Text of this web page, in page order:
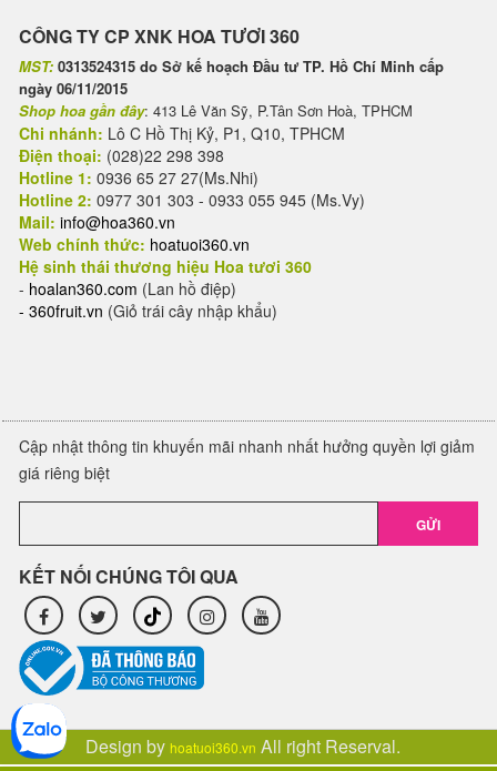
CÔNG TY CP XNK HOA TƯƠI 360
MST: 0313524315 do Sở kế hoạch Đầu tư TP. Hồ Chí Minh cấp
ngày 06/11/2015
Shop hoa gần đây: 413 Lê Văn Sỹ, P.Tân Sơn Hoà, TPHCM
Chi nhánh: Lô C Hồ Thị Kỷ, P1, Q10, TPHCM
Điện thoại: (028)22 298 398
Hotline 1: 0936 65 27 27(Ms.Nhi)
Hotline 2: 0977 301 303 - 0933 055 945 (Ms.Vy)
Mail: info@hoa360.vn
Web chính thức: hoatuoi360.vn
Hệ sinh thái thương hiệu Hoa tươi 360
- hoalan360.com (Lan hồ điệp)
- 360fruit.vn (Giỏ trái cây nhập khẩu)
Cập nhật thông tin khuyến mãi nhanh nhất hưởng quyền lợi giảm
giá riêng biệt
GỬI
KẾT NỐI CHÚNG TÔI QUA
Design by hoatuoi360.vn All right Reserval.